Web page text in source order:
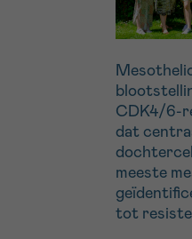
CDK4/6-
dat
meeste
tot